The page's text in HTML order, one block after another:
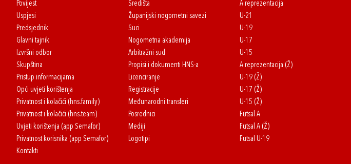
Povijest
Uspjesi
Predsjednik
Glavni tajnik
Izvršni odbor
Skupština
Pristup informacijama
Opći uvjeti korištenja
Privatnost i kolačići (hns.family)
Privatnost i kolačići (hns.team)
Uvjeti korištenja (app Semafor)
Privatnost korisnika (app Semafor)
Kontakti
Središta
Županijski nogometni savezi
Suci
Nogometna akademija
Arbitražni sud
Propisi i dokumenti HNS-a
Licenciranje
Registracije
Međunarodni transferi
Posrednici
Mediji
Logotipi
A reprezentacija
U-21
U-19
U-17
U-15
A reprezentacija (Ž)
U-19 (Ž)
U-17 (Ž)
U-15 (Ž)
Futsal A
Futsal A (Ž)
Futsal U-19